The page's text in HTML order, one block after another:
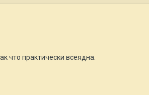
что практически всеядна.